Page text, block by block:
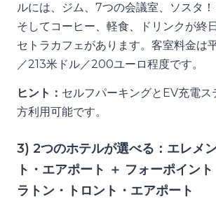
ルには、ジム、7つの会議室、ソスタ！
そしてコーヒー、軽食、ドリンクが終
セトラカフェがあります。客室料金は
／213米ドル／200ユーロ程度です。
ヒント： セルフパーキングとEV充電ス
方利用可能です。
3) 2つのホテルが選べる：エレメ
ト・エアポート ＋ フォーポイン
ラトン・トロント・エアポート